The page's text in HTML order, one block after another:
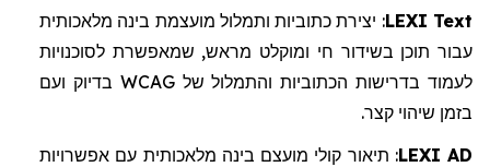
LEXI Text
: יצירת כתוביות ותמלול מועצמת בינה מלאכותית
עבור תוכן בשידור חי ומוקלט מראש, שמאפשרת לסוכנויות
לעמוד בדרישות הכתוביות והתמלול של WCAG בדיוק ועם
בזמן שיהוי קצר.
LEXI AD
: תיאור קולי מועצם בינה מלאכותית עם אפשרויות